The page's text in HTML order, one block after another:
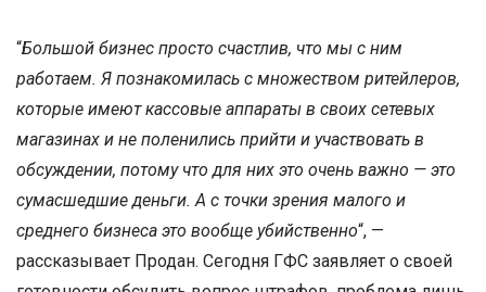
“Большой бизнес просто счастлив, что мы с ним
работаем. Я познакомилась с множеством ритейлеров,
которые имеют кассовые аппараты в своих сетевых
магазинах и не поленились прийти и участвовать в
обсуждении, потому что для них это очень важно — это
сумасшедшие деньги. А с точки зрения малого и
среднего бизнеса это вообще убийственно“, —
рассказывает Продан. Сегодня ГФС заявляет о своей